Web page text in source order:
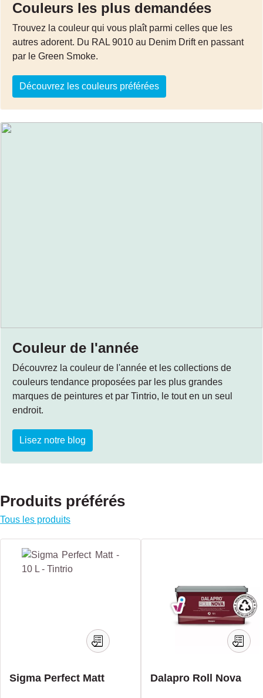
Couleurs les plus demandées
Trouvez la couleur qui vous plaît parmi celles que les
autres adorent. Du RAL 9010 au Denim Drift en passant
par le Green Smoke.
Découvrez les couleurs préférées
Couleur de l'année
Découvrez la couleur de l'année et les collections de
couleurs tendance proposées par les plus grandes
marques de peintures et par Tintrio, le tout en un seul
endroit.
Lisez notre blog
Produits préférés
Tous les produits
Sigma Perfect Matt Dalapro Roll Nova